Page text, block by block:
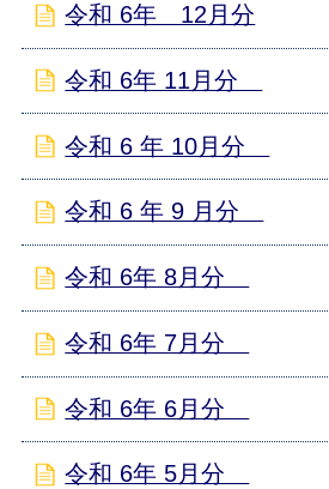
令和 6年 12月分
令和 6年 11月分
令和 6 年 10月分
令和 6 年 9 月分
令和 6年 8月分
令和 6年 7月分
令和 6年 6月分
令和 6年 5月分